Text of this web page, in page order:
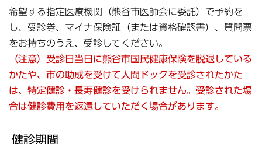
希望する指定医療機関（熊谷市医師会に委託）で予約を
し、受診券、マイナ保険証（または資格確認書）、質問票
をお持ちのうえ、受診してください。
（注意）受診日当日に熊谷市国民健康保険を脱退している
かたや、市の助成を受けて人間ドックを受診されたかた
は、特定健診・長寿健診を受けられません。 受診された場
合は健診費用を返還していただく場合があります。
健診期間